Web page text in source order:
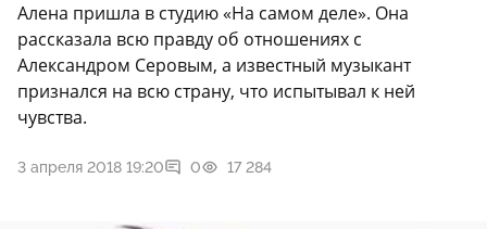
Алена пришла в студию «На самом деле». Она
рассказала всю правду об отношениях с
Александром Серовым, а известный музыкант
признался на всю страну, что испытывал к ней
чувства.
3 апреля 2018 19:20 0 17 284